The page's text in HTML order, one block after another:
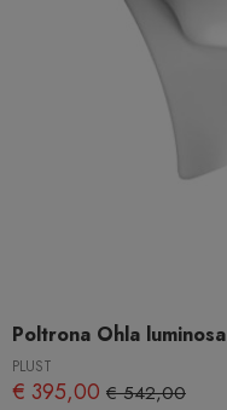
Poltrona Ohla luminosa
PLUST
€ 395,00 € 542,00